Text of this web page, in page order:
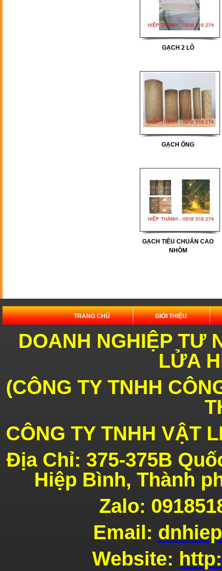
Ứng
dụng gạch chịu lửa xây lò Pizza
KEO
DÁN CHỊU NHIỆT CAO CẤP P48R
GẠCH 2 LỖ
GẠCH ỐNG
GẠCH TIÊU CHUẨN CAO
NHÔM
TRANG CHỦ GIỚI THIỆU
DOANH NGHIỆP TƯ
LỬA
(CÔNG TY TNHH
CÔNG TY TNHH VẬT
Địa Chỉ: 375-375B
Hiệp Bình, Thành
Zalo:
Email:
Website: